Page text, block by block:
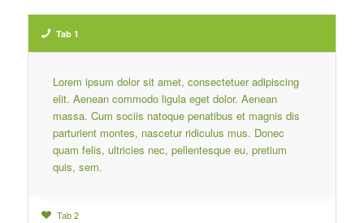
Tab 1
Lorem ipsum dolor sit amet, consectetuer adipiscing
elit. Aenean commodo ligula eget dolor. Aenean
massa. Cum sociis natoque penatibus et magnis dis
parturient montes, nascetur ridiculus mus. Donec
quam felis, ultricies nec, pellentesque eu, pretium
quis, sem.
Tab 2